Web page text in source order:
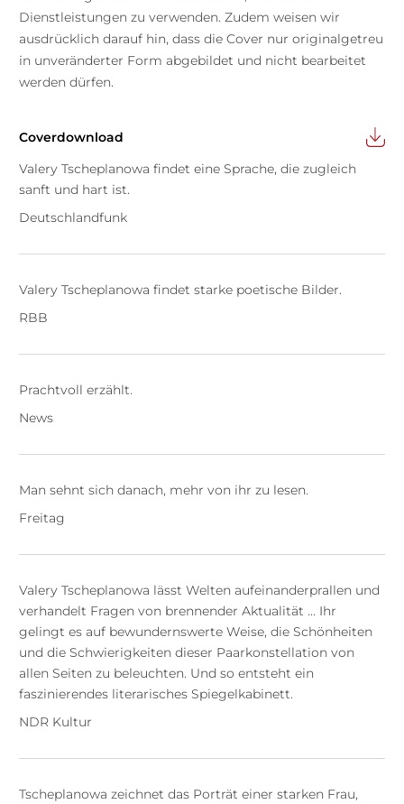
Dienstleistungen zu verwenden. Zudem weisen wir
ausdrücklich darauf hin, dass die Cover nur originalgetreu
in unveränderter Form abgebildet und nicht bearbeitet
werden dürfen.
Coverdownload
Valery Tscheplanowa findet eine Sprache, die zugleich
sanft und hart ist.
Deutschlandfunk
Valery Tscheplanowa findet starke poetische Bilder.
RBB
Prachtvoll erzählt.
News
Man sehnt sich danach, mehr von ihr zu lesen.
Freitag
Valery Tscheplanowa lässt Welten aufeinanderprallen und
verhandelt Fragen von brennender Aktualität ... Ihr
gelingt es auf bewundernswerte Weise, die Schönheiten
und die Schwierigkeiten dieser Paarkonstellation von
allen Seiten zu beleuchten. Und so entsteht ein
faszinierendes literarisches Spiegelkabinett.
NDR Kultur
Tscheplanowa zeichnet das Porträt einer starken Frau,